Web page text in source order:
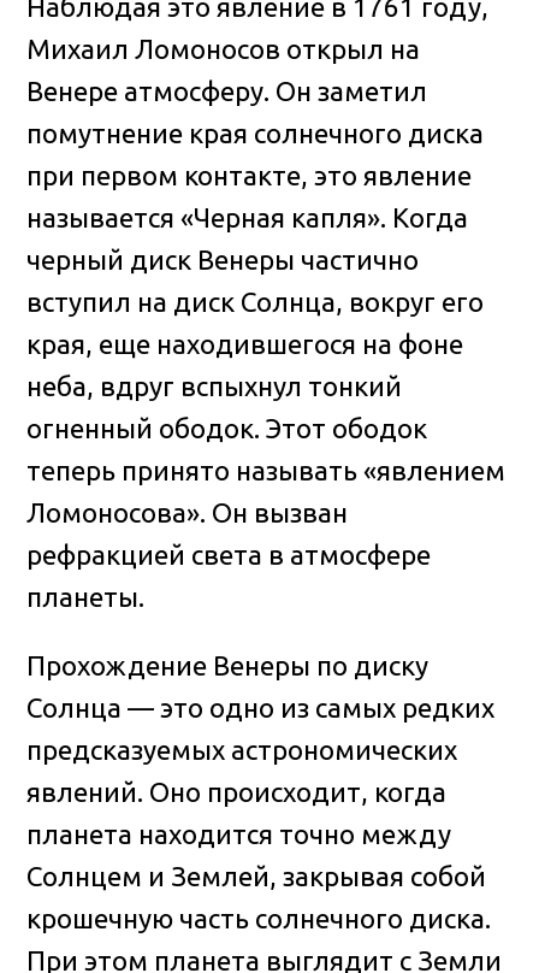
Наблюдая это явление в 1761 году,
Михаил Ломоносов открыл на
Венере атмосферу. Он заметил
помутнение края солнечного диска
при первом контакте, это явление
называется «Черная капля». Когда
черный диск Венеры частично
вступил на диск Солнца, вокруг его
края, еще находившегося на фоне
неба, вдруг вспыхнул тонкий
огненный ободок. Этот ободок
теперь принято называть «явлением
Ломоносова». Он вызван
рефракцией света в атмосфере
планеты.
Прохождение Венеры по диску
Солнца — это одно из самых редких
предсказуемых астрономических
явлений. Оно происходит, когда
планета находится точно между
Солнцем и Землей, закрывая собой
крошечную часть солнечного диска.
При этом планета выглядит с Земли